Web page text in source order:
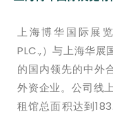
上海博华国际展
PLC.,）与上海华展
的国内领先的中外
外资企业。公司线
租馆总面积达到